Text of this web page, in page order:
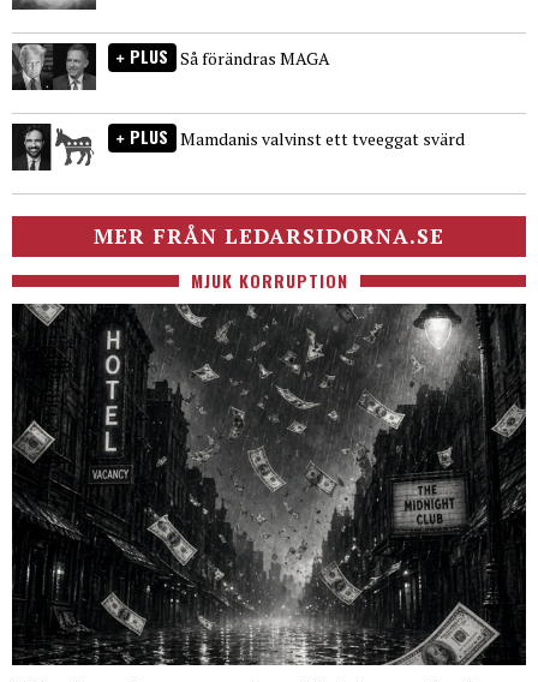
PLUS Så förändras MAGA
PLUS Mamdanis valvinst ett tveeggat svärd
MER FRÅN LEDARSIDORNA.SE
MJUK KORRUPTION